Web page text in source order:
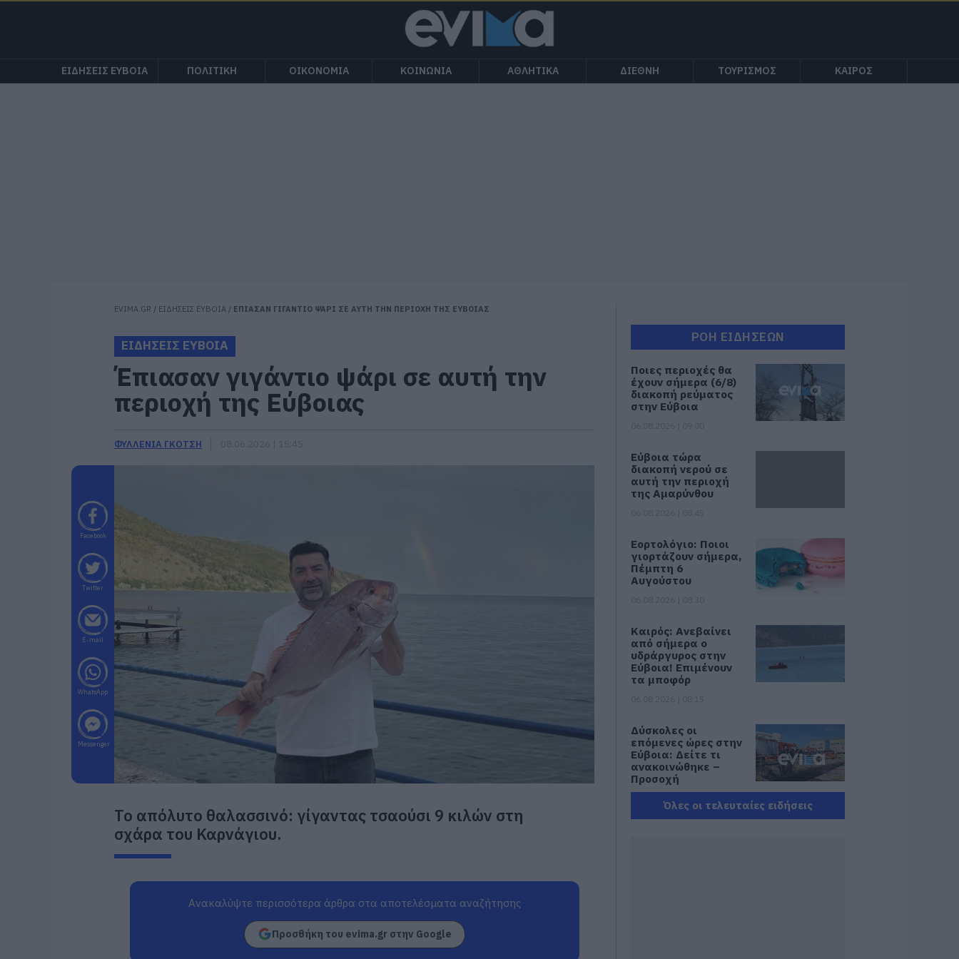
ΕΙΔΗΣΕΙΣ ΕΥΒΟΙΑ ΠΟΛΙΤΙΚΗ ΟΙΚΟΝΟΜΙΑ ΚΟΙΝΩΝΙΑ ΑΘΛΗΤΙΚΑ ΔΙΕΘΝΗ ΤΟΥΡΙΣΜΟΣ ΚΑΙΡΟΣ
EVIMA.GR / ΕΙΔΗΣΕΙΣ ΕΥΒΟΙΑ / ΕΠΙΑΣΑΝ ΓΙΓΑΝΤΙΟ ΨΑΡΙ ΣΕ ΑΥΤΗ ΤΗΝ ΠΕΡΙΟΧΗ ΤΗΣ ΕΥΒΟΙΑΣ
ΕΙΔΗΣΕΙΣ ΕΥΒΟΙΑ
Έπιασαν γιγάντιο ψάρι σε αυτή την
περιοχή της Εύβοιας
ΦΥΛΛΕΝΙΑ ΓΚΟΤΣΗ
Facebook
Twitter
E-mail
WhatsApp
Messenger
Το απόλυτο θαλασσινό: γίγαντας τσαούσι 9 κιλών στη
σχάρα του Καρνάγιου.
Ανακαλύψτε περισσότερα άρθρα στα αποτελέσματα αναζήτησης
Προσθήκη του evima.gr στην Google
ΡΟΗ ΕΙΔΗΣΕΩΝ
Ποιες περιοχές θα
έχουν σήμερα (6/8)
διακοπή ρεύματος
στην Εύβοια
Εύβοια τώρα
διακοπή νερού σε
αυτή την περιοχή
της Αμαρύνθου
Εορτολόγιο: Ποιοι
γιορτάζουν σήμερα,
Πέμπτη 6
Αυγούστου
Καιρός: Ανεβαίνει
από σήμερα ο
υδράργυρος στην
Εύβοια! Επιμένουν
τα μποφόρ
Δύσκολες οι
επόμενες ώρες στην
Εύβοια: Δείτε τι
ανακοινώθηκε –
Προσοχή
06.08.2026 | 08:00
Όλες οι τελευταίες ειδήσεις